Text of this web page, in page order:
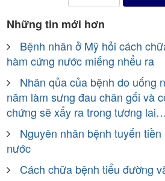
Những tin mới hơn
Bệnh nhân ở Mỹ hỏi cách
hàm cứng nước miếng nhểu ra
Nhân qủa của bệnh do uống
năm làm sưng đau chân gối và
chứng sẽ xẩy ra trong tương lai…
Nguyên nhân bệnh tuyến
nước
Cách chữa bệnh tiểu đường